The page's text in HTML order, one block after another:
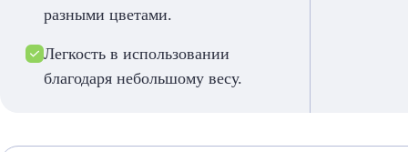
разными цветами.
Легкость в использовании
благодаря небольшому весу.